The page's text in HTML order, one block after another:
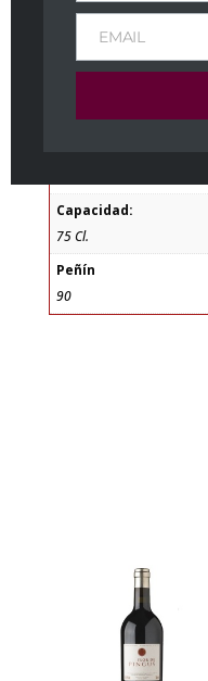
D.O. Bierzo
Mencía
Capacidad:
75 Cl.
Peñín
90
EMAIL